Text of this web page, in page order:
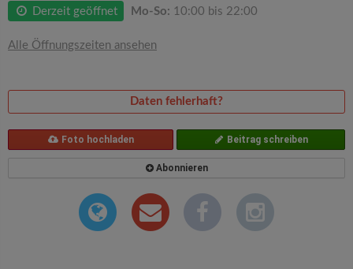
Derzeit geöffnet Mo-So: 10:00 bis 22:00
Alle Öffnungszeiten ansehen
Daten fehlerhaft?
Foto hochladen Beitrag schreiben
Abonnieren
i